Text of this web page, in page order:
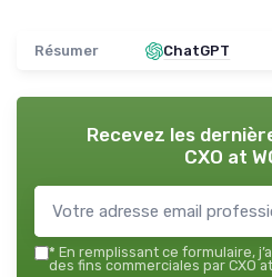
Résumer ChatGPT
Recevez les
CXO at
* En remplissant ce formulaire,
des fins commerciales par CXO